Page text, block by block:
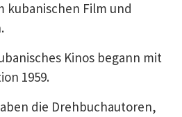
kubanischen Film und
Kinos begann mit
1959.
die Drehbuchautoren,